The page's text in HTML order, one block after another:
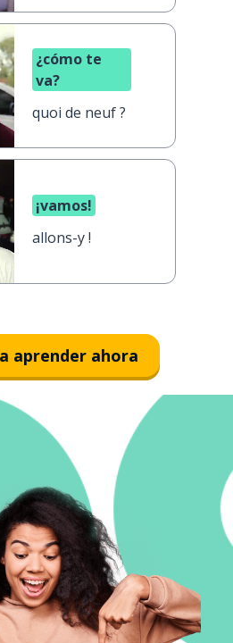
¿cómo te
va?
quoi de neuf ?
¡vamos!
allons-y !
aprender ahora